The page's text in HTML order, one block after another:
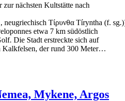
zur nächsten Kultstätte nach
neugriechisch Τίρυνθα Tíryntha (f.
etwa 7 km südöstlich
Die Stadt erstreckte sich auf
Kalkfelsen, der rund 300 Meter…
Mykene, Argos